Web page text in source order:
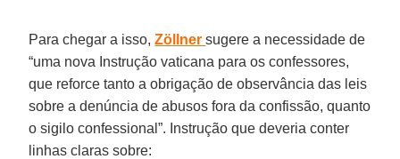
Para chegar a isso,Zöllner sugere a necessidade de
“uma nova Instrução vaticana para os confessores,
que reforce tanto a obrigação de observância das leis
sobre a denúncia de abusos fora da confissão, quanto
o sigilo confessional”. Instrução que deveria conter
linhas claras sobre: